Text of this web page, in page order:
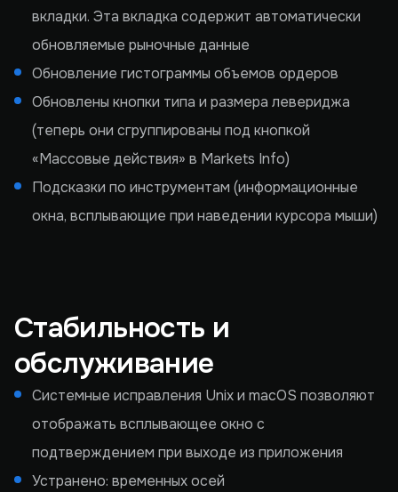
вкладки. Эта вкладка содержит автоматически
обновляемые рыночные данные
Обновление гистограммы объемов ордеров
Обновлены кнопки типа и размера левериджа
(теперь они сгруппированы под кнопкой
«Массовые действия» в Markets Info)
Подсказки по инструментам (информационные
окна, всплывающие при наведении курсора мыши)
Стабильность и
обслуживание
Системные исправления Unix и macOS позволяют
отображать всплывающее окно с
подтверждением при выходе из приложения
Устранено: временных осей